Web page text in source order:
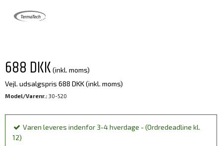
688 DKK (inkl. moms)
Vejl. udsalgspris 688 DKK(inkl. moms)
Model/Varenr.: 30-520
Varen leveres indenfor 3-4 hverdage - (Ordredeadline kl.
12)